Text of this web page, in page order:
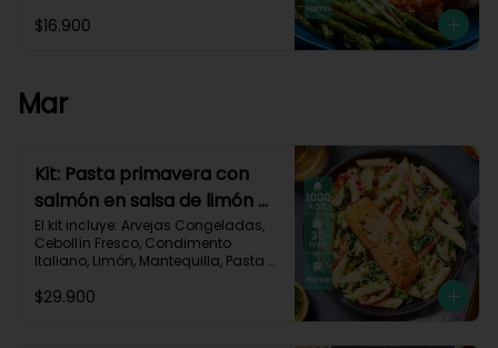
Impresa.
$16.900
Mar
Kit: Pasta primavera con
salmón en salsa de limón y
vegetales asados-123
El kit incluye: Arvejas Congeladas,
Cebollín Fresco, Condimento
Italiano, Limón, Mantequilla, Pasta
Queso Parmesano, Salmón (120g/p
$29.900